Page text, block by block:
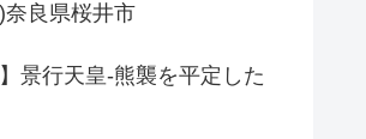
良県桜井市
】景行天皇-熊襲を平定した